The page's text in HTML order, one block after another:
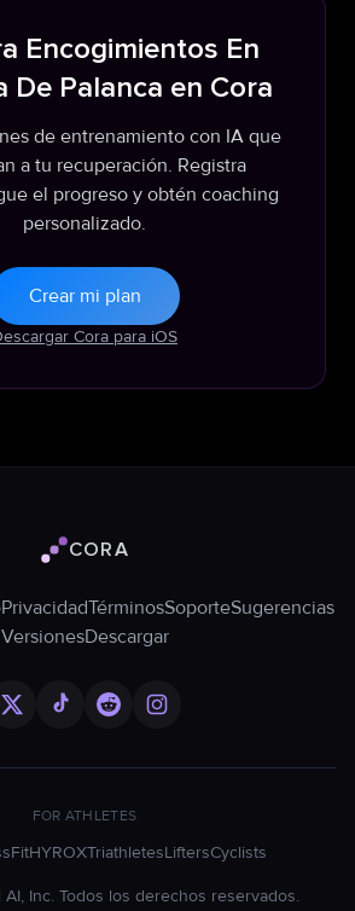
Encogimientos En
De Palanca en Cora
de entrenamiento con IA que
a tu recuperación. Registra
el progreso y obtén coaching
personalizado.
Crear mi plan
Cora para iOS
Logo de Cora
CORA
PrivacidadTérminosSoporteSugerencias
VersionesDescargar
FOR ATHLETES
HYROXTriathletesLiftersCyclists
AI, Inc. Todos los derechos reservados.